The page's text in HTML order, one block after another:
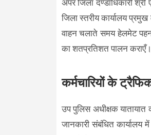
अपर जिला दण्डाधिकारी
जिला स्तरीय कार्यालय
वाहन चलाते समय हेलमेट
का शतप्रतिशत पालन कराएँ।
कर्मचारियों के
उप पुलिस अधीक्षक
जानकारी संबंधित